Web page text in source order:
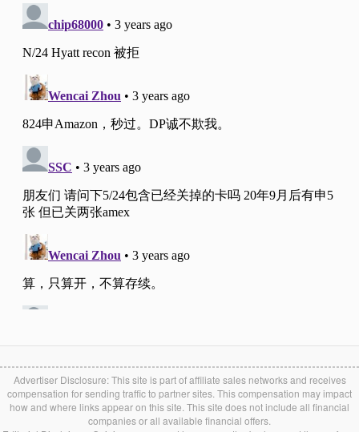
Advertiser Disclosure: This site is part of affiliate sales networks and receives
compensation for sending traffic to partner sites. This compensation may impact
how and where links appear on this site. This site does not include all financial
companies or all available financial offers.